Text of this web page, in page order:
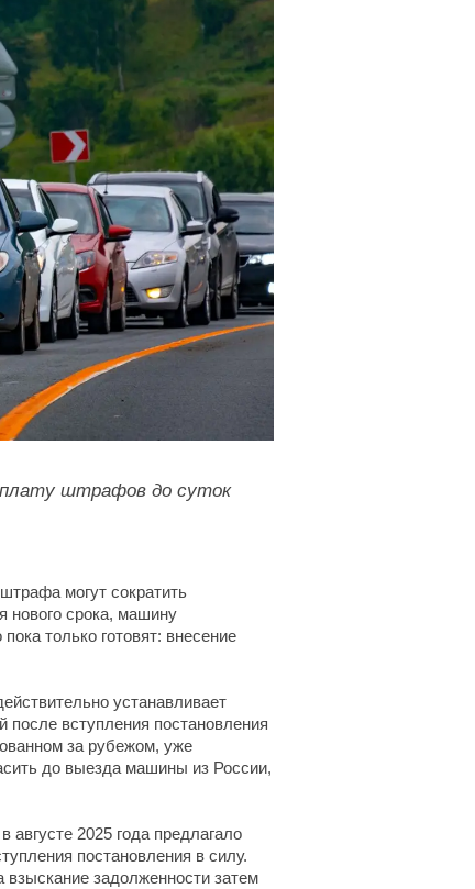
штрафов до суток
могут сократить
нового срока, машину
только готовят: внесение
устанавливает
вступления постановления
за рубежом, уже
до выезда машины из России,
2025 года предлагало
постановления в силу.
задолженности затем